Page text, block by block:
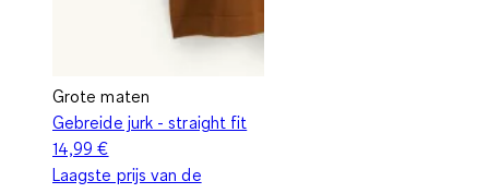
Grote maten
Gebreide jurk - straight fit
14,99 €
Laagste prijs van de